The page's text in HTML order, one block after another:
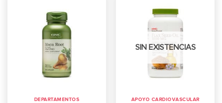
DEPARTAMENTOS
SIN EXISTENCIAS
APOYO CARDIOVASCULAR